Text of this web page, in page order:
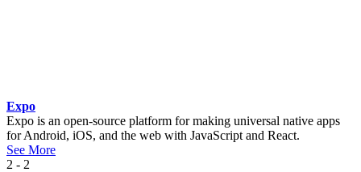
Expo
Expo is an open-source platform for making universal native apps
for Android, iOS, and the web with JavaScript and React.
See More
2 - 2